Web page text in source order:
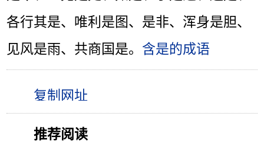
各行其是、唯利是图、是非、浑身是胆、
见风是雨、共商国是。 含是的成语
推荐阅读